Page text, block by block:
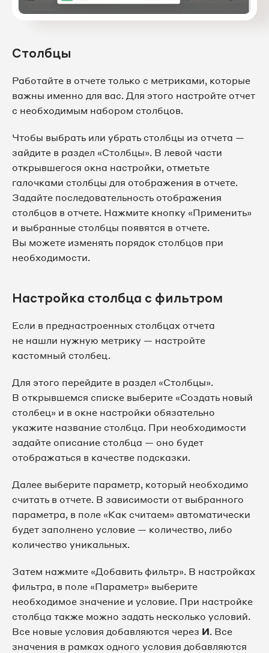
Столбцы
Работайте в отчете только с метриками, которые
важны именно для вас. Для этого настройте отчет
с необходимым набором столбцов.
Чтобы выбрать или убрать столбцы из отчета —
зайдите в раздел «Столбцы». В левой части
открывшегося окна настройки, отметьте
галочками столбцы для отображения в отчете.
Задайте последовательность отображения
столбцов в отчете. Нажмите кнопку «Применить»
и выбранные столбцы появятся в отчете.
Вы можете изменять порядок столбцов при
необходимости.
Настройка столбца с фильтром
Если в преднастроенных столбцах отчета
не нашли нужную метрику — настройте
кастомный столбец.
Для этого перейдите в раздел «Столбцы».
В открывшемся списке выберите «Создать новый
столбец» и в окне настройки обязательно
укажите название столбца. При необходимости
задайте описание столбца — оно будет
отображаться в качестве подсказки.
Далее выберите параметр, который необходимо
считать в отчете. В зависимости от выбранного
параметра, в поле «Как считаем» автоматически
будет заполнено условие — количество, либо
количество уникальных.
Затем нажмите «Добавить фильтр». В настройках
фильтра, в поле «Параметр» выберите
необходимое значение и условие. При настройке
столбца также можно задать несколько условий.
Все новые условия добавляются через И. Все
значения в рамках одного условия добавляются